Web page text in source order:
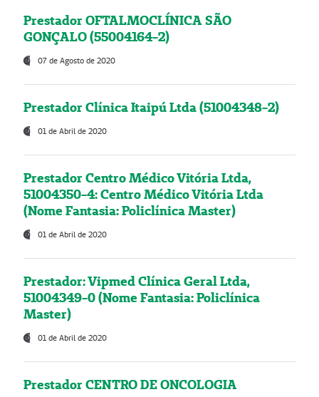
Prestador OFTALMOCLÍNICA SÃO
GONÇALO (55004164-2)
07 de Agosto de 2020
Prestador Clínica Itaipú Ltda (51004348-2)
01 de Abril de 2020
Prestador Centro Médico Vitória Ltda,
51004350-4: Centro Médico Vitória Ltda
(Nome Fantasia: Policlínica Master)
01 de Abril de 2020
Prestador: Vipmed Clínica Geral Ltda,
51004349-0 (Nome Fantasia: Policlínica
Master)
01 de Abril de 2020
Prestador CENTRO DE ONCOLOGIA